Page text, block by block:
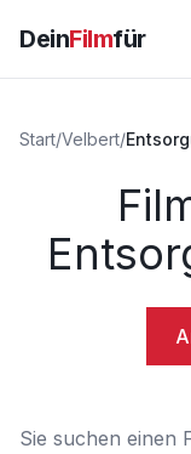
DeinFilmfür
Start/Velbert/
Sie suchen einen